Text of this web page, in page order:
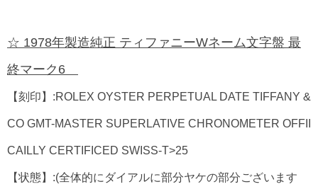
☆ 1978年製造純正 ティファニーWネーム文字盤 最
終マーク6
【刻印】:ROLEX OYSTER PERPETUAL DATE TIFFANY &
CO GMT-MASTER SUPERLATIVE CHRONOMETER OFFII
CAILLY CERTIFICED SWISS-T>25
【状態】:(全体的にダイアルに部分ヤケの部分ございます